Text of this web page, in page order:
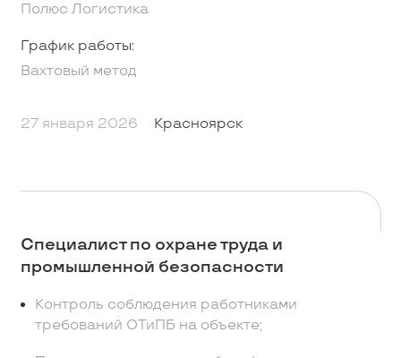
Полюс Логистика
График работы:
Вахтовый метод
27 января 2026 Красноярск
Специалист по охране труда и
промышленной безопасности
Контроль соблюдения работниками
требований ОТиПБ на объекте;